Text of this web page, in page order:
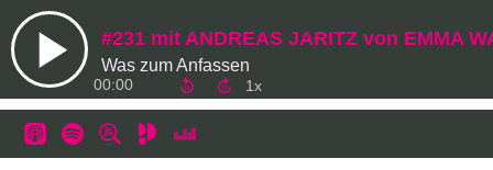
#231 mit ANDREAS JARITZ von EMMA
Was zum Anfassen
00:00